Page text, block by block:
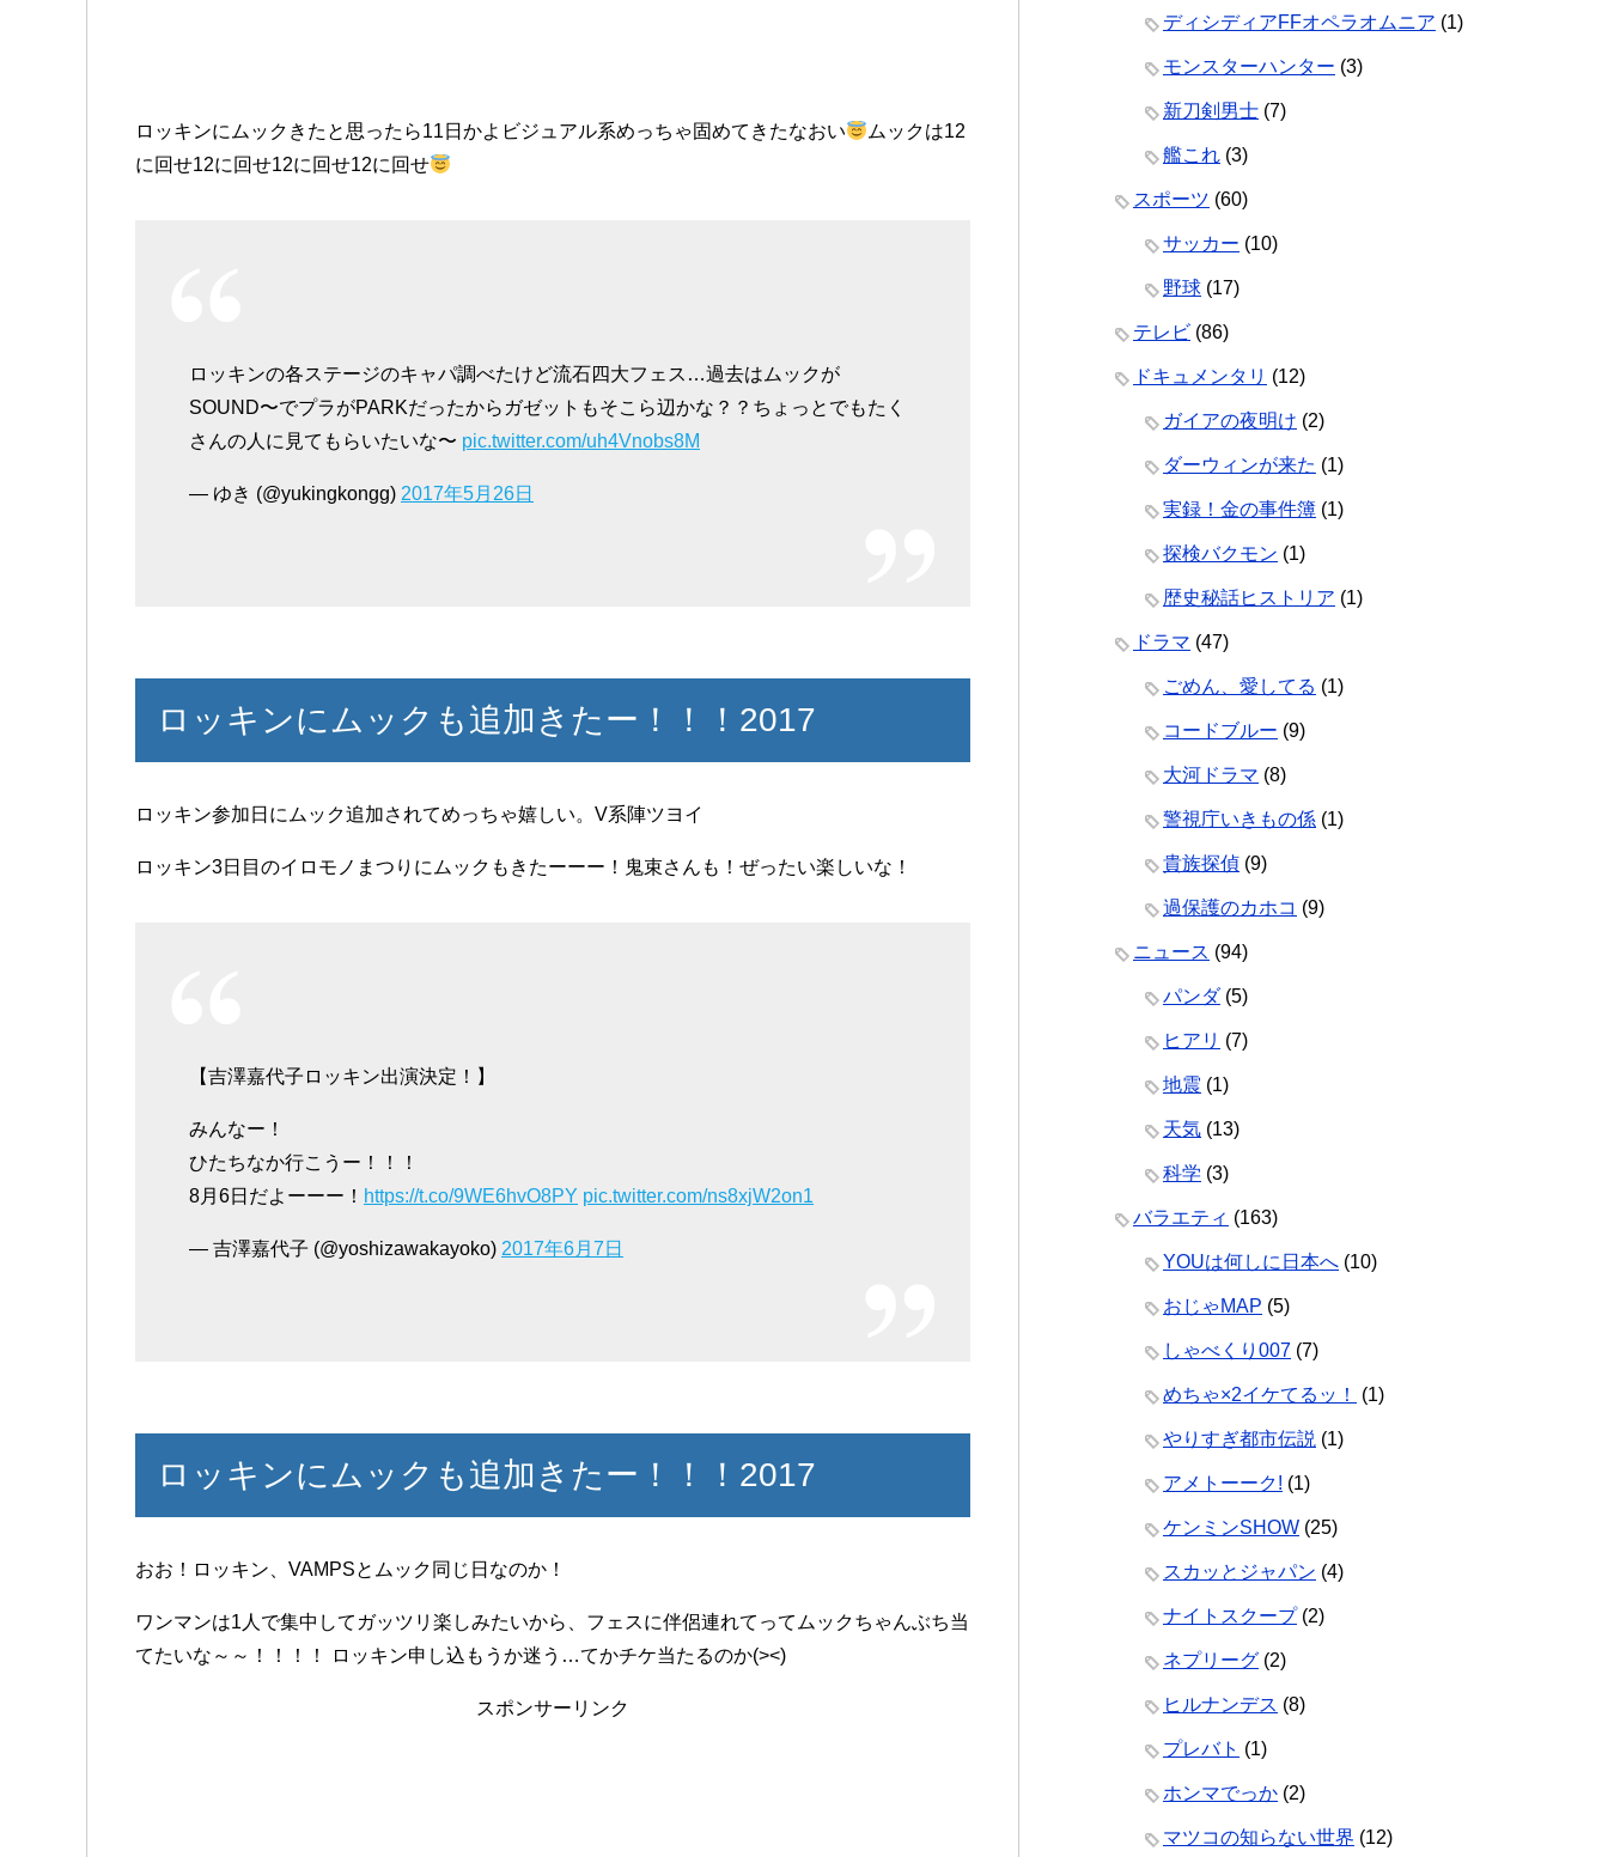
ロッキンにムックきたと思ったら11日かよビジュアル系めっちゃ固めてきたなおい
ムックは12
に回せ12に回せ12に回せ12に回せ
ロッキンの各ステージのキャパ調べたけど流石四大フェス…過去はムックが
SOUND〜でプラがPARKだったからガゼットもそこら辺かな？？ちょっとでもたく
さんの人に見てもらいたいな〜 pic.twitter.com/uh4Vnobs8M
— ゆき (@yukingkongg) 2017年5月26日
ロッキンにムックも追加きたー！！！2017
ロッキン参加日にムック追加されてめっちゃ嬉しい。V系陣ツヨイ
ロッキン3日目のイロモノまつりにムックもきたーーー！鬼束さんも！ぜったい楽しいな！
【吉澤嘉代子ロッキン出演決定！】
みんなー！
ひたちなか行こうー！！！
8月6日だよーーー！ https://t.co/9WE6hvO8PY pic.twitter.com/ns8xjW2on1
— 吉澤嘉代子 (@yoshizawakayoko) 2017年6月7日
ロッキンにムックも追加きたー！！！2017
おお！ロッキン、VAMPSとムック同じ日なのか！
ワンマンは1人で集中してガッツリ楽しみたいから、フェスに伴侶連れてってムックちゃんぶち当
てたいな～～！！！！ ロッキン申し込もうか迷う…てかチケ当たるのか(><)
スポンサーリンク
ディシディアFFオペラオムニア (1)
モンスターハンター (3)
新刀剣男士 (7)
艦これ (3)
スポーツ (60)
サッカー (10)
野球 (17)
テレビ (86)
ドキュメンタリ (12)
ガイアの夜明け (2)
ダーウィンが来た (1)
実録！金の事件簿 (1)
探検バクモン (1)
歴史秘話ヒストリア (1)
ドラマ (47)
ごめん、愛してる (1)
コードブルー (9)
大河ドラマ (8)
警視庁いきもの係 (1)
貴族探偵 (9)
過保護のカホコ (9)
ニュース (94)
パンダ(5)
ヒアリ (7)
地震 (1)
天気 (13)
科学 (3)
バラエティ (163)
YOUは何しに日本へ (10)
おじゃMAP (5)
しゃべくり007 (7)
めちゃ×2イケてるッ！ (1)
やりすぎ都市伝説 (1)
アメトーーク! (1)
ケンミンSHOW (25)
スカッとジャパン (4)
ナイトスクープ(2)
ネプリーグ (2)
ヒルナンデス (8)
プレバト (1)
ホンマでっか (2)
マツコの知らない世界 (12)